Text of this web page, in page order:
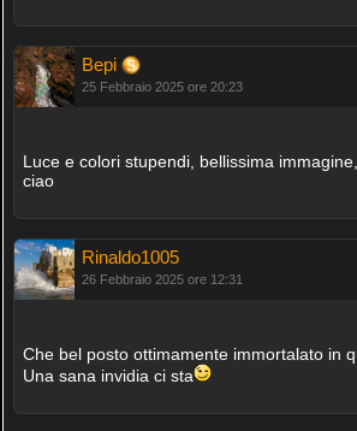
Bepi
25 Febbraio 2025 ore 20:23
Luce e colori stupendi, bellissima
ciao
Rinaldo1005
26 Febbraio 2025 ore 12:31
Che bel posto ottimamente immortalato in
Una sana invidia ci sta